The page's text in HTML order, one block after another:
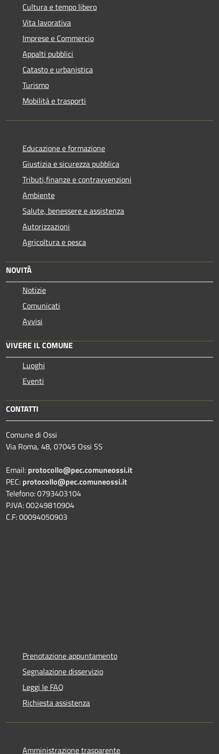
Cultura e tempo libero
Vita lavorativa
Imprese e Commercio
Appalti pubblici
Catasto e urbanistica
Turismo
Mobilità e trasporti
Educazione e formazione
Giustizia e sicurezza pubblica
Tributi,finanze e contravvenzioni
Ambiente
Salute, benessere e assistenza
Autorizzazioni
Agricoltura e pesca
NOVITÀ
Notizie
Comunicati
Avvisi
VIVERE IL COMUNE
Luoghi
Eventi
CONTATTI
Comune di Ossi
Via Roma, 48, 07045 Ossi SS
Email: protocollo@pec.comuneossi.it
PEC: protocollo@pec.comuneossi.it
Telefono: 0793403104
P.IVA: 00249810904
C.F: 00094050903
Prenotazione appuntamento
Segnalazione disservizio
Leggi le FAQ
Richiesta assistenza
Amministrazione trasparente